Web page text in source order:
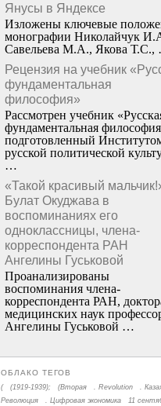
Янусы в Яндексе
Изложены ключевые
монографии Николайчук
Савельева М.А., Якова
Рецензия на учебник
фундаментальная
философия»
Рассмотрен учебник
фундаментальная
подготовленный
русской политической
…
«Такой красивый
Булат Окуджава в
воспоминаниях его
одноклассницы, члена-
корреспондента РАН
Ангелины Гуськовой
Проанализированы
воспоминания члена­
корреспондента РАН,
медицинских наук
Ангелины Гуськовой …
ОБЛАКО ТЕГОВ
( (1919-1939); (Вторая . Revolution .
Революция
. Цифровая экономика
11